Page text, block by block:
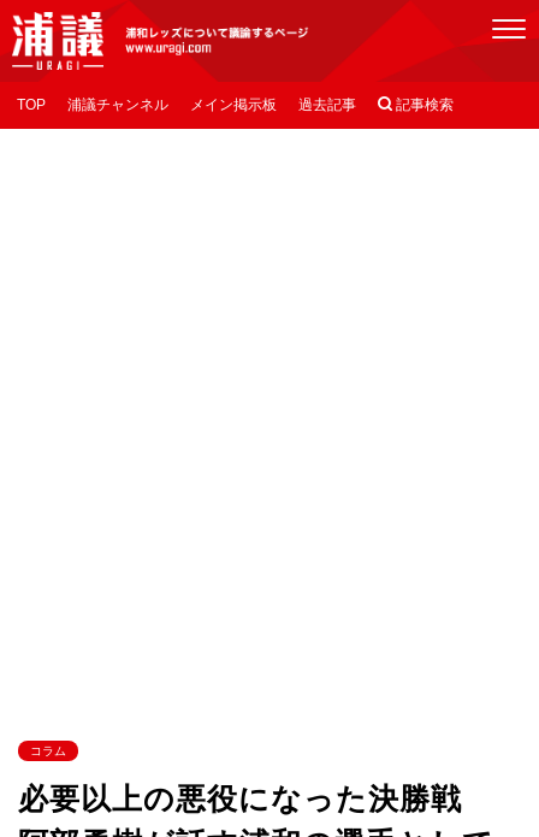
[浦議]浦和レッズについて議論するページ
TOP 浦議チャンネル メイン掲示板 過去記事  記事検索
コラム
必要以上の悪役になった決勝戦